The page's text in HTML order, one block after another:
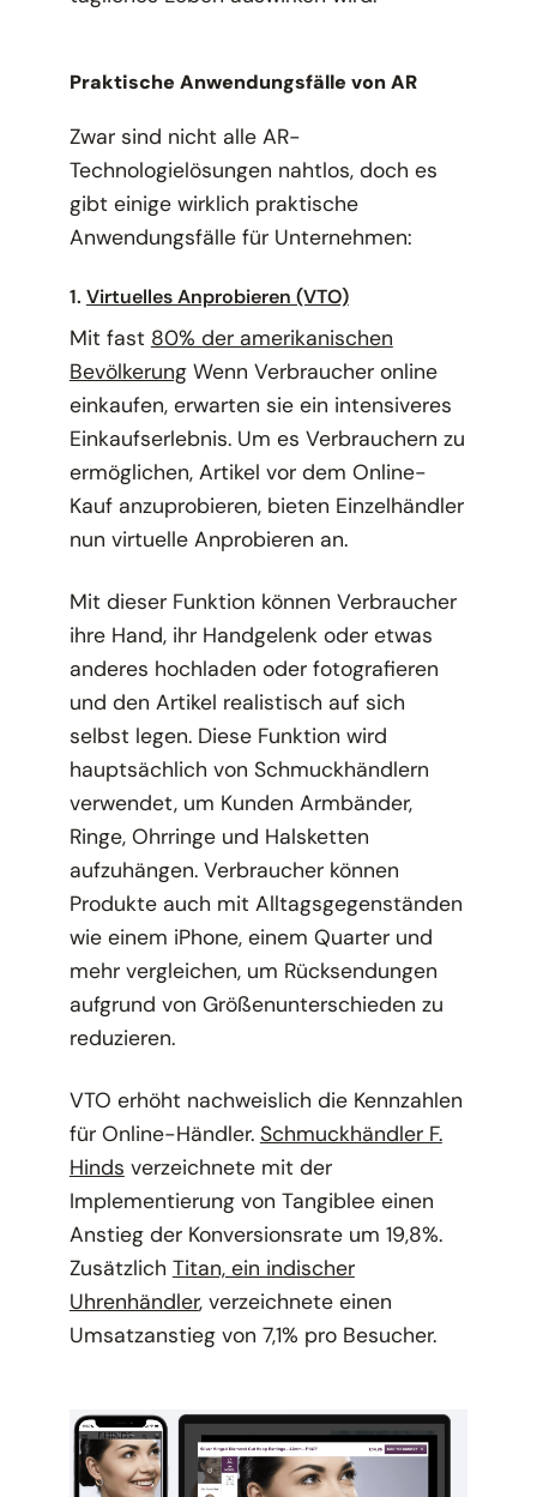
Praktische Anwendungsfälle von AR
Zwar sind nicht alle AR-
Technologielösungen nahtlos, doch es
gibt einige wirklich praktische
Anwendungsfälle für Unternehmen:
1. Virtuelles Anprobieren (VTO)
Mit fast 80% der amerikanischen
BevölkerungWenn Verbraucher online
einkaufen, erwarten sie ein intensiveres
Einkaufserlebnis. Um es Verbrauchern zu
ermöglichen, Artikel vor dem Online-
Kauf anzuprobieren, bieten Einzelhändler
nun virtuelle Anprobieren an.
Mit dieser Funktion können Verbraucher
ihre Hand, ihr Handgelenk oder etwas
anderes hochladen oder fotografieren
und den Artikel realistisch auf sich
selbst legen. Diese Funktion wird
hauptsächlich von Schmuckhändlern
verwendet, um Kunden Armbänder,
Ringe, Ohrringe und Halsketten
aufzuhängen. Verbraucher können
Produkte auch mit Alltagsgegenständen
wie einem iPhone, einem Quarter und
mehr vergleichen, um Rücksendungen
aufgrund von Größenunterschieden zu
reduzieren.
VTO erhöht nachweislich die Kennzahlen
für Online-Händler. Schmuckhändler F.
Hinds verzeichnete mit der
Implementierung von Tangiblee einen
Anstieg der Konversionsrate um 19,8%.
Zusätzlich Titan, ein indischer
Uhrenhändler, verzeichnete einen
Umsatzanstieg von 7,1% pro Besucher.